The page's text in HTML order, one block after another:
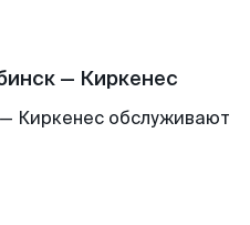
— Киркенес
Киркенес обслуживают